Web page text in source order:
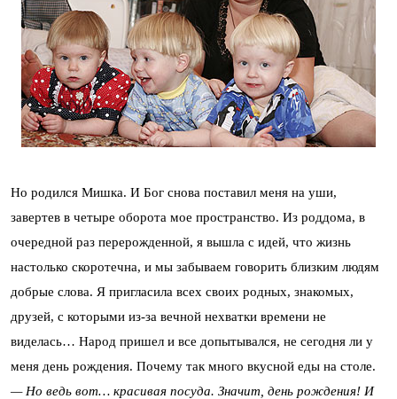
Но родился Мишка. И Бог снова поставил меня на уши,
завертев в четыре оборота мое пространство. Из роддома, в
очередной раз перерожденной, я вышла с идей, что жизнь
настолько скоротечна, и мы забываем говорить близким людям
добрые слова. Я пригласила всех своих родных, знакомых,
друзей, с которыми из-за вечной нехватки времени не
виделась… Народ пришел и все допытывался, не сегодня ли у
меня день рождения. Почему так много вкусной еды на столе.
— Но ведь вот… красивая посуда. Значит, день рождения! И